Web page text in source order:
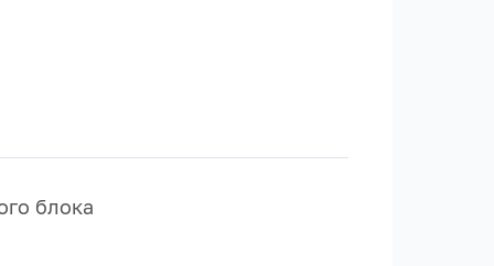
блока